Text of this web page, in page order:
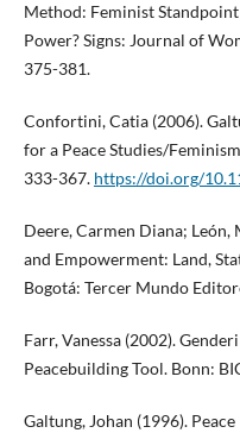
Method: Feminist Standpoint
Power? Signs: Journal of
375-381.
Confortini, Catia (2006).
for a Peace Studies/
333-367. https://doi.org/
Deere, Carmen Diana; León,
and Empowerment: Land,
Bogotá: Tercer Mundo
Farr, Vanessa (2002).
Peacebuilding Tool. Bonn:
Galtung, Johan (1996).